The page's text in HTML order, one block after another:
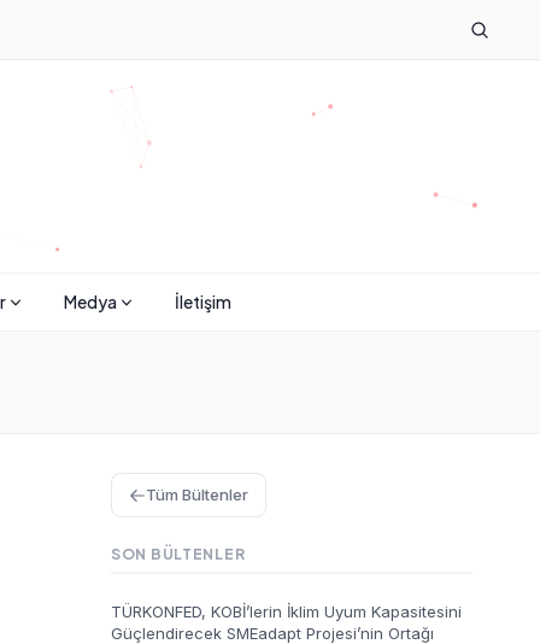
Medya İletişim
Tüm Bültenler
SON BÜLTENLER
TÜRKONFED, KOBİ’lerin İklim Uyum Kapasitesini
Güçlendirecek SMEadapt Projesi’nin Ortağı